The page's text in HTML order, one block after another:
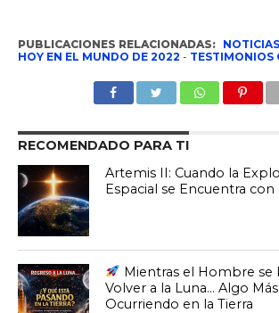
PUBLICACIONES RELACIONADAS:
HOY EN EL MUNDO DE 2022 - TESTIMONIOS
RECOMENDADO PARA TI
Artemis II: Cuando la
Espacial se Encuentra con
Mientras el Hombre se
Volver a la Luna… Algo
Ocurriendo en la Tierra